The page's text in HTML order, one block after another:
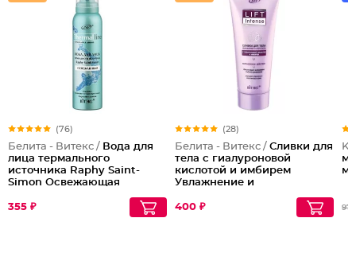
(76)
Белита - Витекс / Вода для
лица термального
источника Raphy Saint-
Simon Освежающая
355 ₽
(28)
Белита - Витекс / Сливки для
тела с гиалуроновой
кислотой и имбирем
Увлажнение и
400 ₽
977